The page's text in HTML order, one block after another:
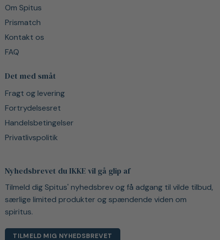
Om Spitus
Prismatch
Kontakt os
FAQ
Det med småt
Fragt og levering
Fortrydelsesret
Handelsbetingelser
Privatlivspolitik
Nyhedsbrevet du IKKE vil gå glip af
Tilmeld dig Spitus' nyhedsbrev og få adgang til vilde tilbud,
særlige limited produkter og spændende viden om
spiritus.
TILMELD MIG NYHEDSBREVET